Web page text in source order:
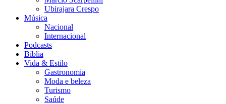
Ubirajara Crespo
Música
Nacional
Internacional
Podcasts
Bíblia
Vida & Estilo
Gastronomia
Moda e beleza
Turismo
Saúde